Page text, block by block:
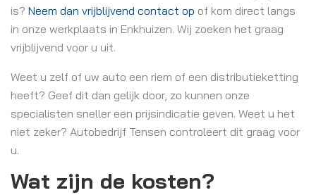
is? Neem dan vrijblijvend contact op of kom direct langs
in onze werkplaats in Enkhuizen. Wij zoeken het graag
vrijblijvend voor u uit.
Weet u zelf of uw auto een riem of een distributieketting
heeft? Geef dit dan gelijk door, zo kunnen onze
specialisten sneller een prijsindicatie geven. Weet u het
niet zeker? Autobedrijf Tensen controleert dit graag voor
u.
Wat zijn de kosten?